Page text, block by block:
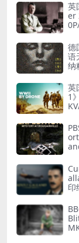
英
er
德
语
纳
英
1
印